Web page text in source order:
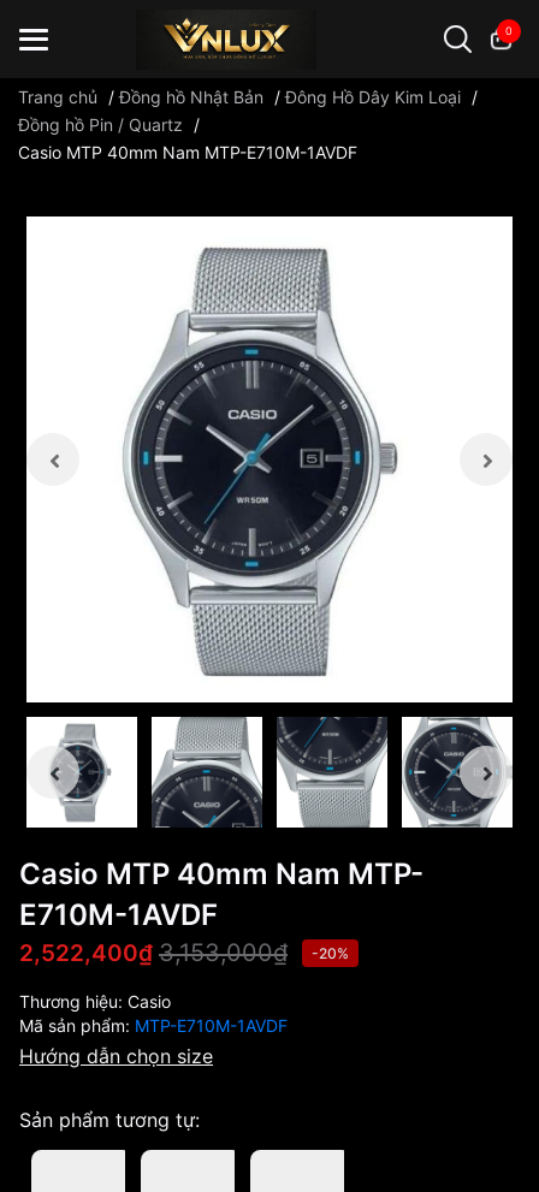
0
Đồng hồ casio đồng hồ G-Shock đồng hồ Orient
Trang chủ /Đồng hồ Nhật Bản /Đông Hồ Dây Kim Loại /
Đồng hồ Pin / Quartz
/
Casio MTP 40mm Nam MTP-E710M-1AVDF
Casio MTP 40mm Nam MTP-
E710M-1AVDF
2,522,400₫ 3,153,000₫ -20%
Thương hiệu: Casio
Mã sản phẩm: MTP-E710M-1AVDF
Hướng dẫn chọn size
Sản phẩm tương tự: